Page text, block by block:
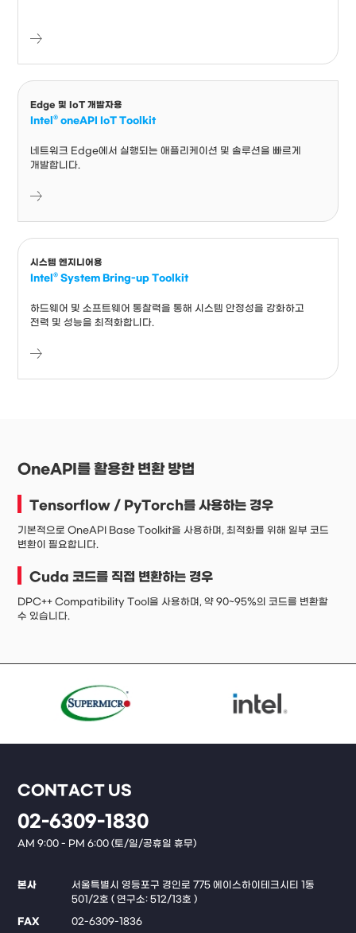
Edge 및 IoT 개발자용
Intel® oneAPI IoT Toolkit
네트워크 Edge에서 실행되는 애플리케이션 및 솔루션을 빠르게
개발합니다.
시스템 엔지니어용
Intel® System Bring-up Toolkit
하드웨어 및 소프트웨어 통찰력을 통해 시스템 안정성을 강화하고
전력 및 성능을 최적화합니다.
OneAPI를 활용한 변환 방법
Tensorflow / PyTorch를 사용하는 경우
기본적으로 OneAPI Base Toolkit을 사용하며, 최적화를 위해 일부 코드
변환이 필요합니다.
Cuda 코드를 직접 변환하는 경우
DPC++ Compatibility Tool을 사용하며, 약 90~95%의 코드를 변환할
수 있습니다.
CONTACT US
02-6309-1830
AM 9:00 - PM 6:00 (토/일/공휴일 휴무)
본사
서울특별시 영등포구 경인로 775 에이스하이테크시티 1동
501/2호 ( 연구소: 512/13호 )
FAX
02-6309-1836